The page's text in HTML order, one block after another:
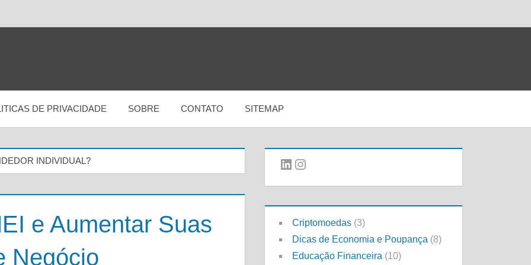
DE PRIVACIDADE SOBRE CONTATO SITEMAP
INDIVIDUAL?
e Aumentar Suas
Negócio
LinkedIn
Instagram
Criptomoedas (3)
Dicas de Economia e Poupança (8)
Educação Financeira (10)